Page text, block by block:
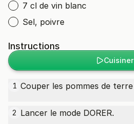
7 cl de vin blanc
Sel, poivre
Instructions
Cuisiner
1 Couper les pommes de terre
2 Lancer le mode DORER.